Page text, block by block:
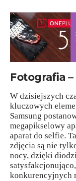
Fotografia
W dzisiejszych
kluczowych
Samsung
megapikselowy
aparat do selfie.
zdjęcia są nie
nocy, dzięki
konkurencyjnych